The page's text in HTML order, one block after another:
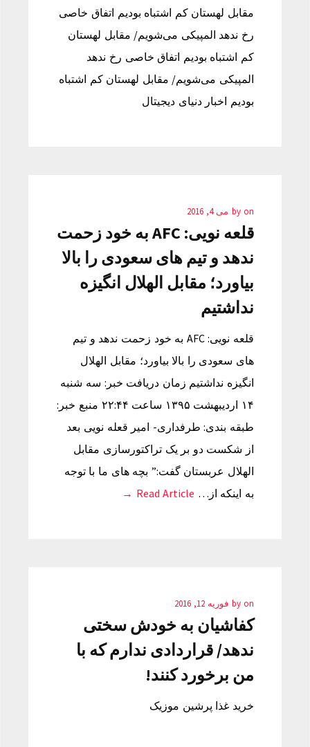
مقابل لهستان کم اشتباه بودیم اتفاق خاصی
رخ ندهد المپیکی می‌شویم/ مقابل لهستان
کم اشتباه بودیم اتفاق خاصی رخ ندهد
المپیکی می‌شویم/ مقابل لهستان کم اشتباه
بودیم اخبار دنیای دیجیتال
by on می 4, 2016
قلعه نویی: AFC به خود زحمت
ندهد و تیم های سعودی را بالا
بیاورد؛ مقابل الهلال انگیزه
نداشتیم
قلعه نویی: AFC به خود زحمت ندهد و تیم
های سعودی را بالا بیاورد؛ مقابل الهلال
انگیزه نداشتیم زمان دریافت خبر: سه شنبه
۱۴ اردیبهشت ۱۳۹۵ ساعت ۲۲:۴۴ منبع خبر:
طبقه بندی: طرفداری- امیر قعله نویی بعد
از شکست دو بر یک تراکتورسازی مقابل
الهلال عربستان گفت:” بچه های ما با توجه
به اینکه از… Read Article →
by on فوریه 12, 2016
کفاشیان به خودش سختی
ندهد/ قراردادی ندارم که با
من برخورد کنند!
خرید غذا پرشین موزیک